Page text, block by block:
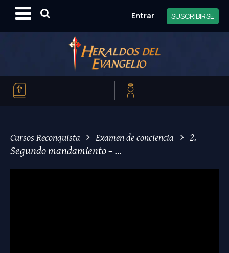
Entrar SUSCRIBIRSE
Cursos Reconquista > Examen de conciencia > 2.
Segundo mandamiento – …